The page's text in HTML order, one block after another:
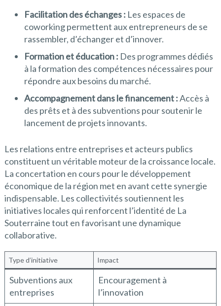
Facilitation des échanges : Les espaces de
coworking permettent aux entrepreneurs de se
rassembler, d’échanger et d’innover.
Formation et éducation : Des programmes dédiés
à la formation des compétences nécessaires pour
répondre aux besoins du marché.
Accompagnement dans le financement :Accès à
des prêts et à des subventions pour soutenir le
lancement de projets innovants.
Les relations entre entreprises et acteurs publics
constituent un véritable moteur de la croissance locale.
La concertation en cours pour le développement
économique de la région met en avant cette synergie
indispensable. Les collectivités soutiennent les
initiatives locales qui renforcent l’identité de La
Souterraine tout en favorisant une dynamique
collaborative.
Type d’initiative Impact
Subventions aux
entreprises
Encouragement à
l’innovation